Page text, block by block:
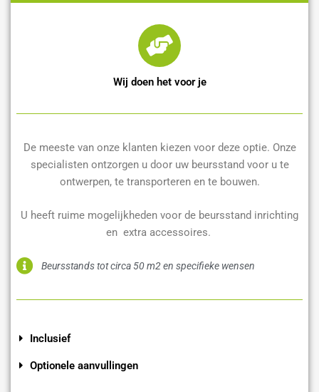
Wij doen het voor je
De meeste van onze klanten kiezen voor deze optie. Onze
specialisten ontzorgen u door uw beursstand voor u te
ontwerpen, te transporteren en te bouwen.
U heeft ruime mogelijkheden voor de beursstand inrichting
en extra accessoires.
Beursstands tot circa 50 m2 en specifieke wensen
Inclusief
Optionele aanvullingen